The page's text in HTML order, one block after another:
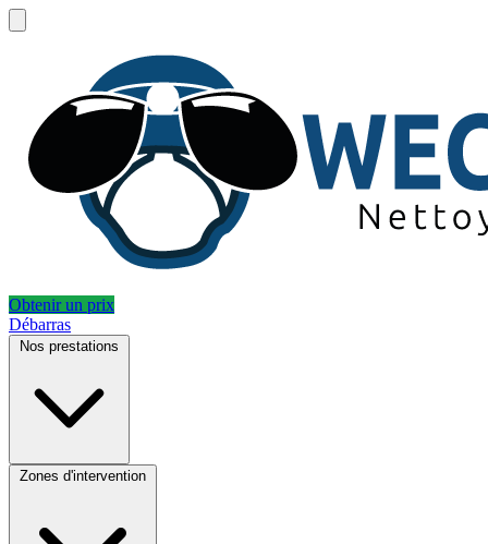
Obtenir un prix
Débarras
Nos prestations
Zones d'intervention